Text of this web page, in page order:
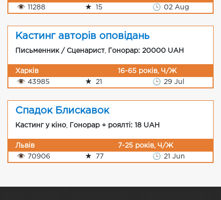
👁 11288 ★ 15 🕒 02 Aug
Кастинг авторів оповідань
Письменник / Сценарист, Гонорар: 20000 UAH
Харків
16-65 років, Ч/Ж
👁 43985 ★ 21 🕒 29 Jul
Спадок Блискавок
Кастинг у кіно Гонорар + роялті: 18 UAH
Львів
7-25 років, Ч/Ж
👁
70906 ★ 77 🕒 21 Jun